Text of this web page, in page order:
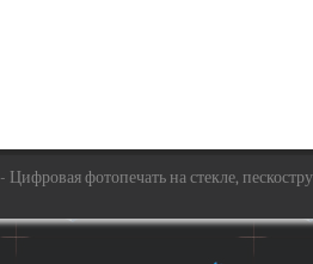
- Цифровая фотопечать на стекле,